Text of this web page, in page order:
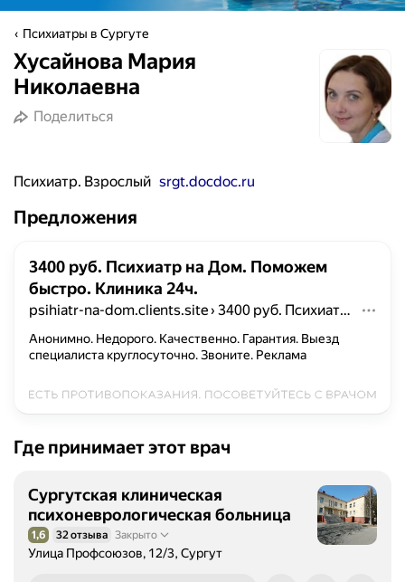
Психиатры в Сургуте
Хусайнова Мария
Николаевна
Поделиться
Психиатр. Взрослый srgt.docdoc.ru
Предложения
3400 руб. Психиатр на Дом. Поможем
быстро. Клиника 24ч.
psihiatr-na-dom.clients.site› 3400 руб. Психиатр на Дом. Поможем быстро. Клиника 24ч.
Анонимно. Недорого. Качественно. Гарантия. Выезд
специалиста круглосуточно. Звоните. Реклама
Где принимает этот врач
Сургутская клиническая
психоневрологическая больница
Рейтинг 1,6 из 5
1,6 32 отзыва Закрыто
Улица Профсоюзов, 12/3, Сургут